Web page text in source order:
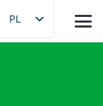
PL